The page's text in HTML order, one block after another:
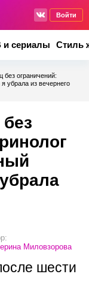
Войти
и сериалы Стиль
без ограничений:
убрала из вечернего
Миловзорова
шести